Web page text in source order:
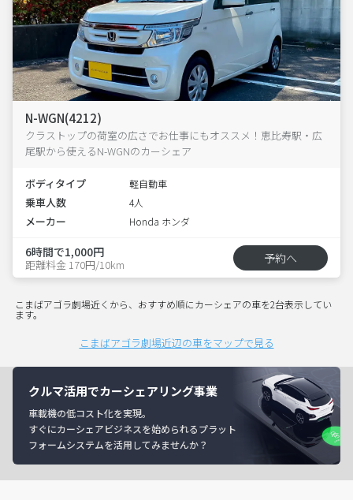
N-WGN(4212)
クラストップの荷室の広さでお仕事にもオススメ！恵比寿駅・広
尾駅から使えるN-WGNのカーシェア
ボディタイプ 軽自動車
乗車人数 4人
メーカー Honda ホンダ
6時間で1,000円
距離料金 170円/10km 予約へ
こまばアゴラ劇場近くから、おすすめ順にカーシェアの車を2台表示してい
ます。
こまばアゴラ劇場近辺の車をマップで見る
クルマ活用でカーシェアリング事業
車載機の低コスト化を実現。
すぐにカーシェアビジネスを始められるプラット
フォームシステムを活用してみませんか？